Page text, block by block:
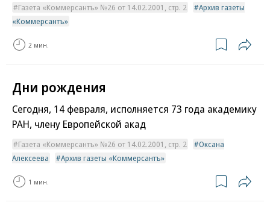
Газета «Коммерсантъ» №26 от 14.02.2001, стр. 2
Архив газеты
«Коммерсантъ»
2 мин.
Дни рождения
Сегодня, 14 февраля, исполняется 73 года академику
РАН, члену Европейской акад
Газета «Коммерсантъ» №26 от 14.02.2001, стр. 2
Оксана
Алексеева
Архив газеты «Коммерсантъ»
1 мин.